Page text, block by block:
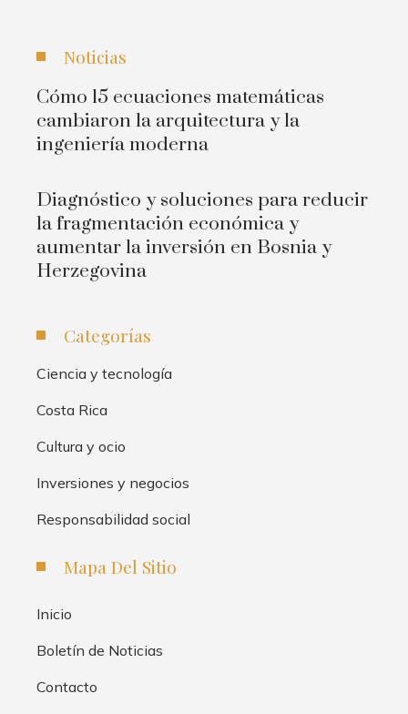
Noticias
Cómo 15 ecuaciones matemáticas
cambiaron la arquitectura y la
ingeniería moderna
Diagnóstico y soluciones para reducir
la fragmentación económica y
aumentar la inversión en Bosnia y
Herzegovina
Categorías
Ciencia y tecnología
Costa Rica
Cultura y ocio
Inversiones y negocios
Responsabilidad social
Mapa Del Sitio
Inicio
Boletín de Noticias
Contacto